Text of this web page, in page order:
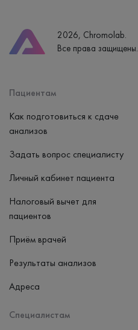
Часы работы
пн-вс: 7:30-15:00
2026, Chromolab.
Все права защищены.
Пациентам
Как подготовиться к сдаче
анализов
Задать вопрос специалисту
Личный кабинет пациента
Налоговый вычет для
пациентов
Приём врачей
Результаты анализов
Адреса
Специалистам